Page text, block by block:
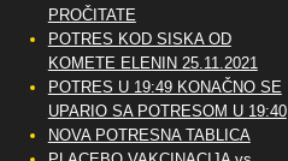
PROČITATE
POTRES KOD SISKA OD
KOMETE ELENIN 25.11.2021
POTRES U 19:49 KONAČNO SE
UPARIO SA POTRESOM U 19:40
NOVA POTRESNA TABLICA